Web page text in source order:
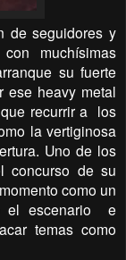
de seguidores y
muchísimas
su fuerte
ese heavy metal
recurrir a los
la vertiginosa
Uno de los
concurso de su
como un
el escenario
e
temas como